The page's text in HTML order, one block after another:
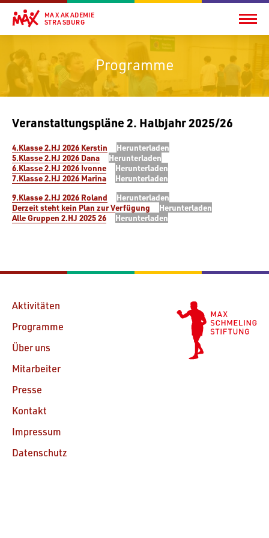
MAX AKADEMIE
STRASBURG
Programme
Veranstaltungspläne 2. Halbjahr 2025/26
4.Klasse 2.HJ 2026 Kerstin
Herun­ter­laden
5.Klasse 2.HJ 2026 Dana
Herun­ter­laden
6.Klasse 2.HJ 2026 Ivonne
Herun­ter­laden
7.Klasse 2.HJ 2026 Marina
Herun­ter­laden
9.Klasse 2.HJ 2026 Roland
Herun­ter­laden
Derzeit steht kein Plan zur Verfü­gung
Herun­ter­laden
Alle Gruppen 2.HJ 2025 26
Herun­ter­laden
Aktivitäten
Programme
Über uns
Mitarbeiter
Presse
Kontakt
Impressum
Datenschutz